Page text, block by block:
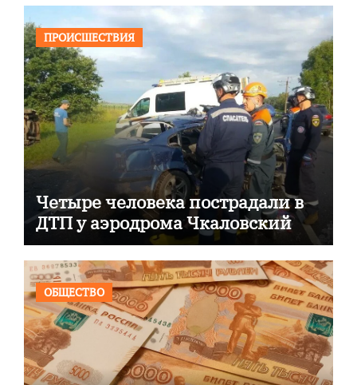
ПРОИСШЕСТВИЯ
Четыре человека пострадали в
ДТП у аэродрома Чкаловский
ОБЩЕСТВО